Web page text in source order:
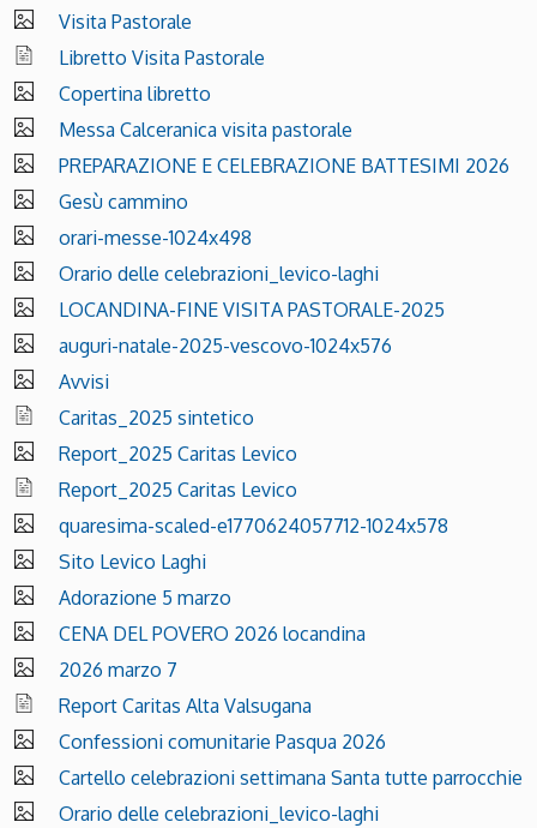
Visita Pastorale
Libretto Visita Pastorale
Copertina libretto
Messa Calceranica visita pastorale
PREPARAZIONE E CELEBRAZIONE BATTESIMI 2026
Gesù cammino
orari-messe-1024x498
Orario delle celebrazioni_levico-laghi
LOCANDINA-FINE VISITA PASTORALE-2025
auguri-natale-2025-vescovo-1024x576
Avvisi
Caritas_2025 sintetico
Report_2025 Caritas Levico
Report_2025 Caritas Levico
quaresima-scaled-e1770624057712-1024x578
Sito Levico Laghi
Adorazione 5 marzo
CENA DEL POVERO 2026 locandina
2026 marzo 7
Report Caritas Alta Valsugana
Confessioni comunitarie Pasqua 2026
Cartello celebrazioni settimana Santa tutte parrocchie
Orario delle celebrazioni_levico-laghi